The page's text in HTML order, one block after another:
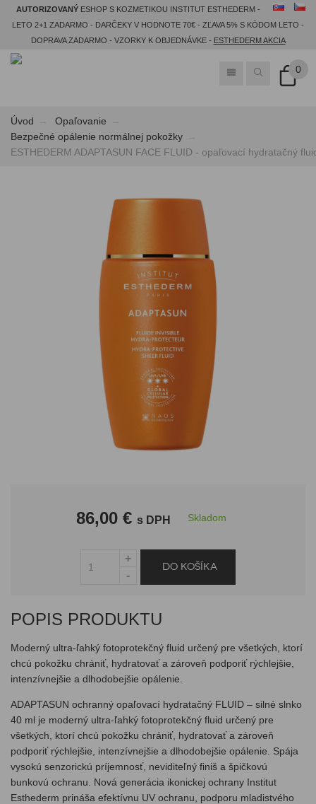
AUTORIZOVANÝ ESHOP S KOZMETIKOU INSTITUT ESTHEDERM -
LETO 2+1 ZADARMO - DARČEKY V HODNOTE 70€ - ZĽAVA 5% S KÓDOM LETO -
DOPRAVA ZADARMO - VZORKY K OBJEDNÁVKE - ESTHEDERM AKCIA
0
Úvod
Opaľovanie
Bezpečné opálenie normálnej pokožky
ESTHEDERM ADAPTASUN FACE FLUID - opaľovací hydratačný
86,00 € s DPH Skladom
POPIS PRODUKTU
Moderný ultra-ľahký fotoprotekčný fluid určený pre všetkých, ktorí
chcú pokožku chrániť, hydratovať a zároveň podporiť rýchlejšie,
intenzívnejšie a dlhodobejšie opálenie.
ADAPTASUN ochranný opaľovací hydratačný FLUID – silné slnko
40 ml je moderný ultra-ľahký fotoprotekčný fluid určený pre
všetkých, ktorí chcú pokožku chrániť, hydratovať a zároveň
podporiť rýchlejšie, intenzívnejšie a dlhodobejšie opálenie. Spája
vysokú senzorickú príjemnosť, neviditeľný finiš a špičkovú
bunkovú ochranu. Nová generácia ikonickej ochrany Institut
Esthederm prináša efektívnu UV ochranu, podporu mladistvého